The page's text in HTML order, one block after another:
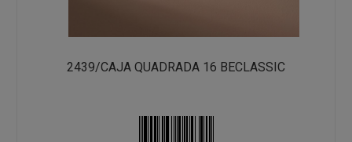
2439/CAJA QUADRADA 16 BECLASSIC